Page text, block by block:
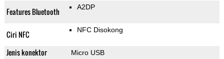
Features Bluetooth A2DP
Ciri NFC NFC Disokong
Jenis konektor Micro USB